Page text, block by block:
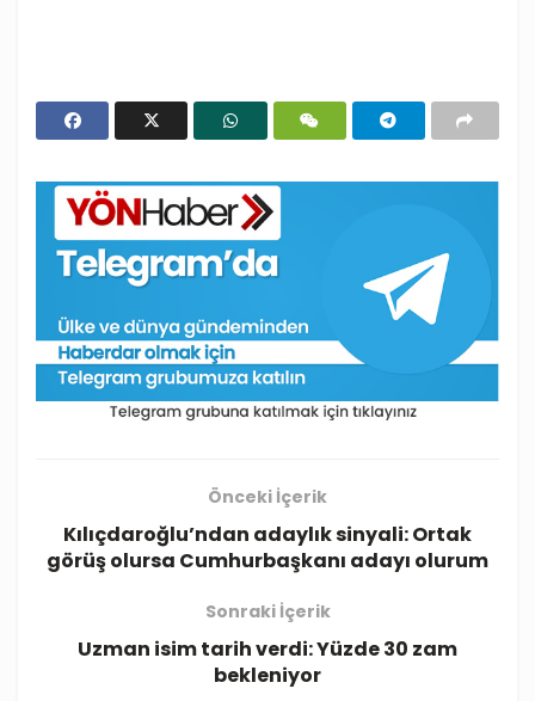
Önceki İçerik
Kılıçdaroğlu’ndan adaylık sinyali: Ortak
görüş olursa Cumhurbaşkanı adayı olurum
Sonraki İçerik
Uzman isim tarih verdi: Yüzde 30 zam
bekleniyor